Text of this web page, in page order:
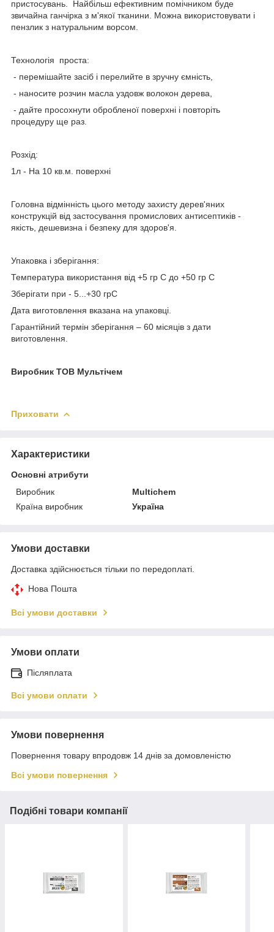
пристосувань. Найбільш ефективним помічником буде
звичайна ганчірка з м'якої тканини. Можна використовувати і
пензлик з натуральним ворсом.
Технологія проста:
- перемішайте засіб і перелийте в зручну ємність,
- наносите розчин масла уздовж волокон дерева,
- дайте просохнути обробленої поверхні і повторіть
процедуру ще раз.
Розхід:
1л - На 10 кв.м. поверхні
Головна відмінність цього методу захисту дерев'яних
конструкцій від застосування промислових антисептиків -
якість, дешевизна і безпеку для здоров'я.
Упаковка і зберігання:
Температура використання від +5 гр С до +50 гр С
Зберігати при - 5...+30 грС
Дата виготовлення вказана на упаковці.
Гарантійний термін зберігання – 60 місяців з дати
виготовлення.
Виробник ТОВ Мультічем
Приховати
Характеристики
Основні атрибути
Виробник
Multichem
Країна виробник
Україна
Умови доставки
Доставка здійснюється тільки по передоплаті.
Нова Пошта
Всі умови доставки
Умови оплати
Післяплата
Всі умови оплати
Умови повернення
Повернення товару впродовж 14 днів за домовленістю
Всі умови повернення
Подібні товари компанії